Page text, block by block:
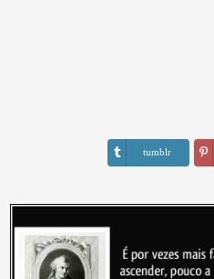
tumblr